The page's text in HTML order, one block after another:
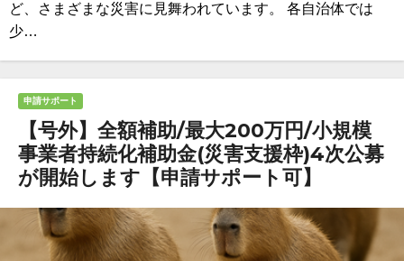
ど、さまざまな災害に見舞われています。 各自治体では
少…
申請サポート
【号外】全額補助/最大200万円/小規模
事業者持続化補助金(災害支援枠)4次公募
が開始します【申請サポート可】